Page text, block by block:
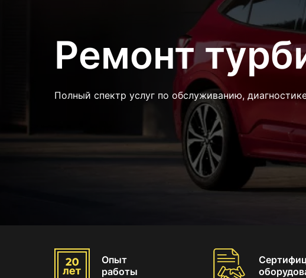
Ремонт
Полный спектр услуг по обслуживанию,
Опыт
работы